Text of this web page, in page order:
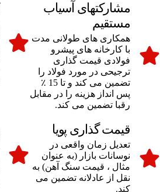
مشارکتهای آسیاب
مستقیم
همکاری های طولانی مدت
با کارخانه های پیشرو
فولادی قیمت گذاری
ترجیحی در مورد فولاد را
تضمین می کند و تا 15 ٪
پس انداز هزینه را در مقابل
رقبا تضمین می کند.
قیمت گذاری پویا
تعدیل زمان واقعی در
نوسانات بازار (به عنوان
مثال ، قیمت سنگ آهن) به
نقل از عادلانه تضمین می
کند.